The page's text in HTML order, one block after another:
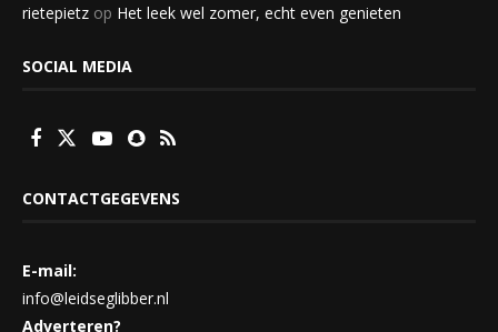
rietepietz op Het leek wel zomer, echt even genieten
SOCIAL MEDIA
CONTACTGEGEVENS
E-mail:
info@leidseglibber.nl
Adverteren?